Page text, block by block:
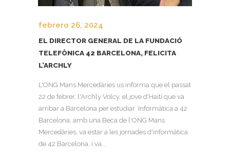
febrero 26, 2024
EL DIRECTOR GENERAL DE LA FUNDACIÓ
TELEFÒNICA 42 BARCELONA, FELICITA
L’ARCHLY
L'ONG Mans Mercedàries us informa que el passat
22 de febrer, l'Archly Volcy, el jove d'Haití que va
arribar a Barcelona per estudiar Informàtica a 42
Barcelona, amb una Beca de l'ONG Mans
Mercedàries, va estar a les jornades d'informàtica
de 42 Barcelona, i va...